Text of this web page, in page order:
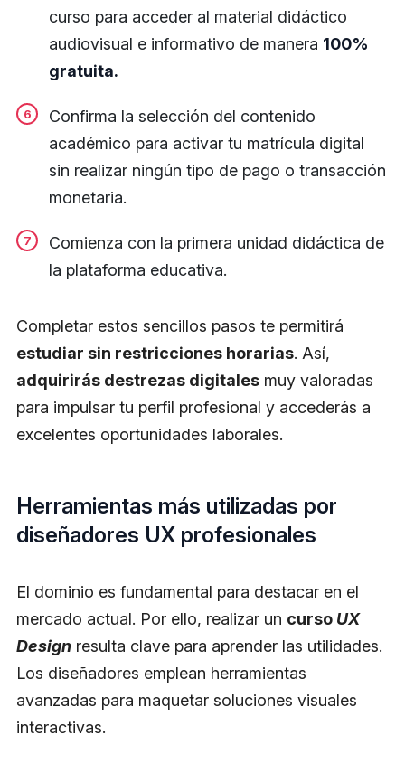
curso para acceder al material didáctico
audiovisual e informativo de manera 100%
gratuita.
Confirma la selección del contenido
académico para activar tu matrícula digital
sin realizar ningún tipo de pago o transacción
monetaria.
Comienza con la primera unidad didáctica de
la plataforma educativa.
Completar estos sencillos pasos te permitirá
estudiar sin restricciones horarias. Así,
adquirirás destrezas digitales muy valoradas
para impulsar tu perfil profesional y accederás a
excelentes oportunidades laborales.
Herramientas más utilizadas por
diseñadores UX profesionales
El dominio es fundamental para destacar en el
mercado actual. Por ello, realizar un curso UX
Design resulta clave para aprender las utilidades.
Los diseñadores emplean herramientas
avanzadas para maquetar soluciones visuales
interactivas.